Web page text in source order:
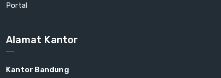
Portal
Alamat Kantor
Kantor Bandung